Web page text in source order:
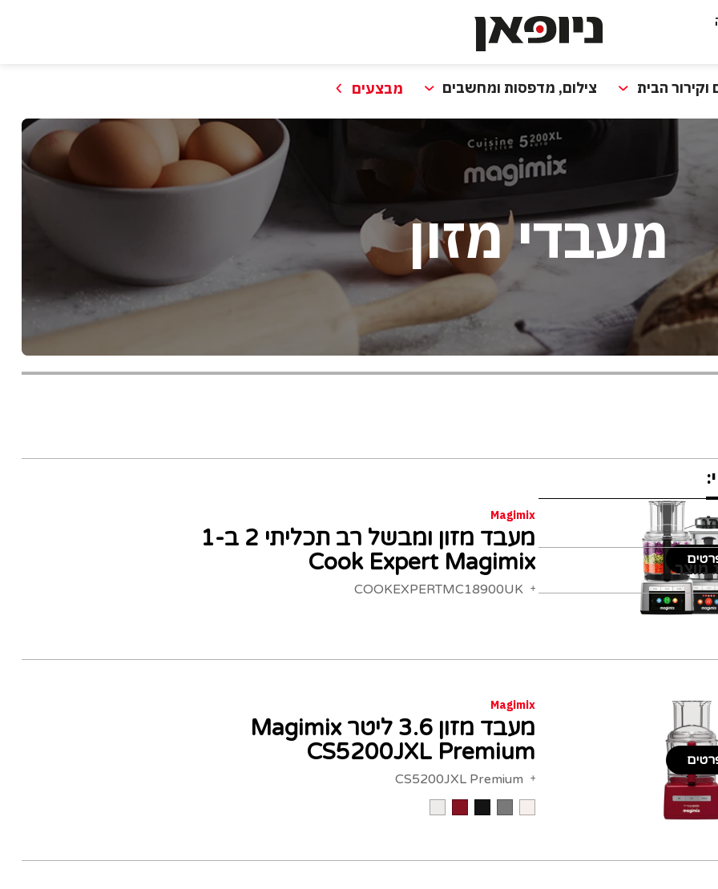
וקירור הבית צילום, מדפסות ומחשבים מבצעים
מעבדי מזון
מוצר
Magimix
מעבד מזון ומבשל רב תכליתי 2 ב-1
Cook Expert Magimix
COOKEXPERTMC18900UK
Magimix
מעבד מזון 3.6 ליטר Magimix
CS5200JXL Premium
CS5200JXL Premium